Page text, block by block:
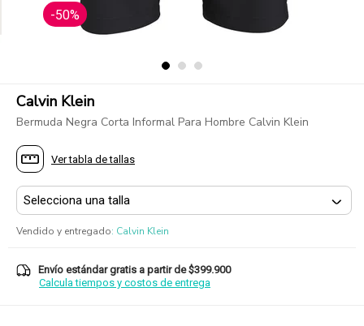
-50%
Calvin Klein
Bermuda Negra Corta Informal Para Hombre Calvin Klein
Ver tabla de tallas
Vendido y entregado: Calvin Klein
Envío estándar gratis a partir de $399.900
Calcula tiempos y costos de entrega